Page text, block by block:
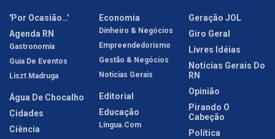
'Por Ocasião…'
Agenda RN
Gastronomia
Guia De Eventos
Liszt Madruga
Água De Chocalho
Cidades
Ciência
Economia
Dinheiro & Negócios
Empreendedorismo
Gestão & Negócios
Notícias Gerais
Editorial
Educação
Língua.com
Geração JOL
Giro Geral
Livres Idéias
Notícias Gerais Do
RN
Opinião
Pirando O
Cabeção
Política